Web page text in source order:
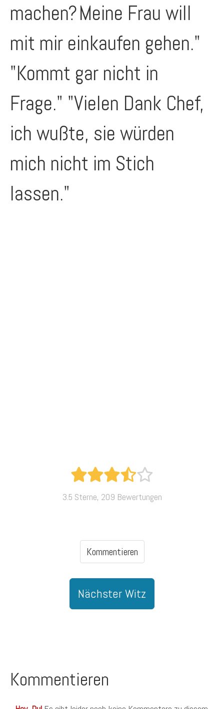
machen?Meine Frau will
mit mir einkaufen gehen."
"Kommt gar nicht in
Frage." "Vielen Dank Chef,
ich wußte, sie würden
mich nicht im Stich
lassen."
3.5 Sterne, 209 Bewertungen
Kommentieren
Nächster Witz
Kommentieren